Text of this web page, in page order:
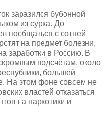
заразился бубонной
из сурка. До
пообщаться с сотней
на предмет болезни,
заработки в Россию. В
подсчётам, около
большей
На этом фоне совсем не
властей отказаться
на наркотики и